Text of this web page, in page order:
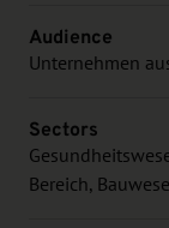
Audience
Unternehmen
Sectors
Bereich,